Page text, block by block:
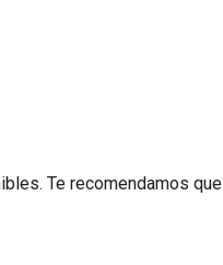
Te recomendamos que